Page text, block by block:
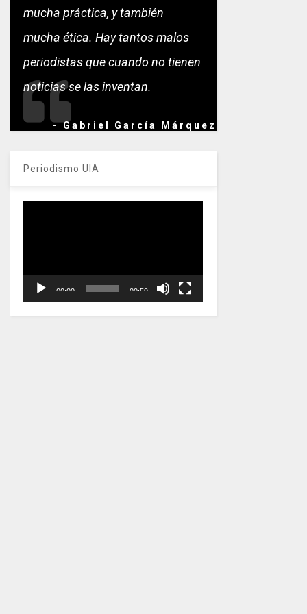
mucha práctica, y también
mucha ética. Hay tantos malos
periodistas que cuando no tienen
noticias se las inventan.
- Gabriel García Márquez
Periodismo UIA
00:00 00:59